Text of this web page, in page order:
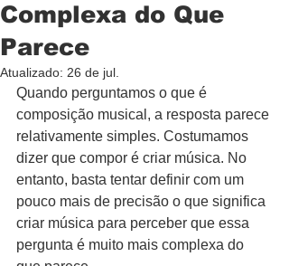
Complexa do Que
Parece
Atualizado: 26 de jul.
Quando perguntamos o que é
composição musical, a resposta parece
relativamente simples. Costumamos
dizer que compor é criar música. No
entanto, basta tentar definir com um
pouco mais de precisão o que significa
criar música para perceber que essa
pergunta é muito mais complexa do